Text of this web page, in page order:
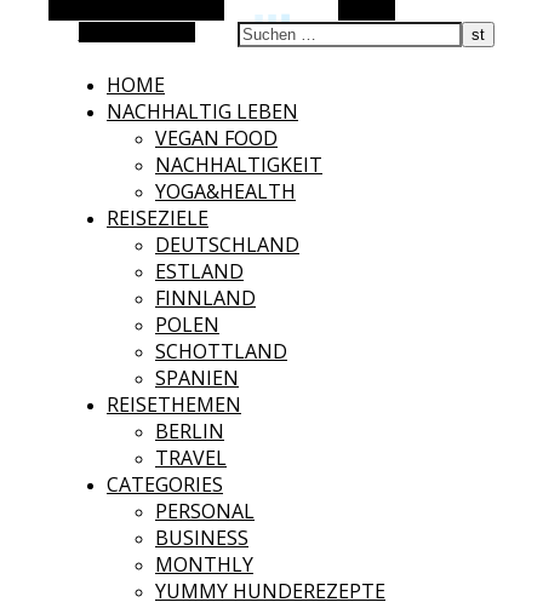
HOME
NACHHALTIG LEBEN
VEGAN FOOD
NACHHALTIGKEIT
YOGA&HEALTH
REISEZIELE
DEUTSCHLAND
ESTLAND
FINNLAND
POLEN
SCHOTTLAND
SPANIEN
REISETHEMEN
BERLIN
TRAVEL
CATEGORIES
PERSONAL
BUSINESS
MONTHLY
YUMMY HUNDEREZEPTE